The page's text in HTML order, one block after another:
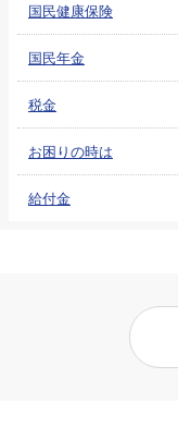
国民健康保険
国民年金
税金
お困りの時は
給付金